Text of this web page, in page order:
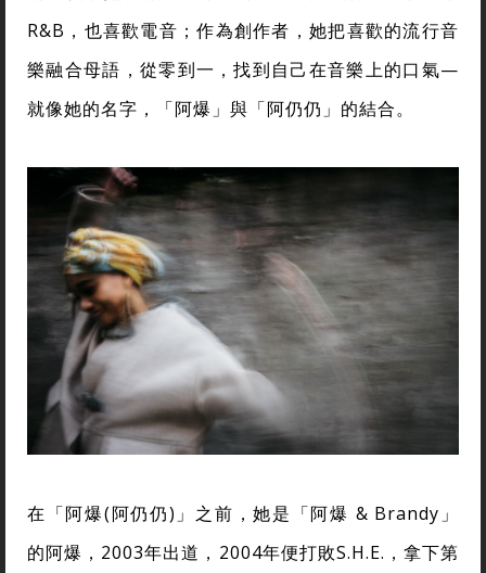
R&B，也喜歡電音；作為創作者，她把喜歡的流行音
樂融合母語，從零到一，找到自己在音樂上的口氣—
就像她的名字，「阿爆」與「阿仍仍」的結合。
在「阿爆(阿仍仍)」之前，她是「阿爆 & Brandy」
的阿爆，2003年出道，2004年便打敗S.H.E.，拿下第